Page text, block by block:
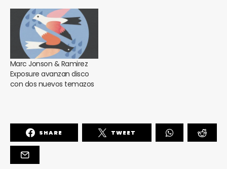
Marc Jonson & Ramirez
Exposure avanzan disco
con dos nuevos temazos
SHARE TWEET